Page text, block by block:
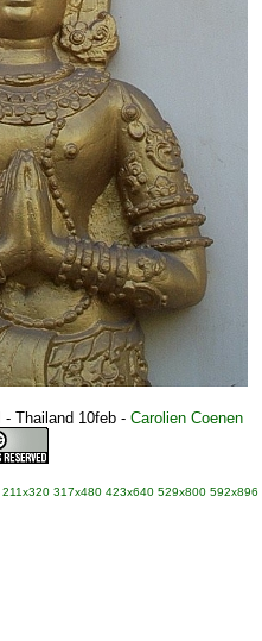
- Thailand 10feb- Carolien Coenen
211x320 317x480 423x640 529x800 592x896